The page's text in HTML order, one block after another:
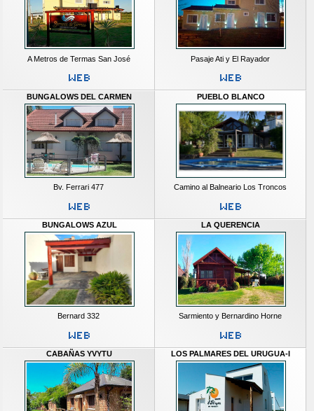
A Metros de Termas San José Pasaje Ati y El Rayador
BUNGALOWS DEL CARMEN
Bv. Ferrari 477
PUEBLO BLANCO
Camino al Balneario Los Troncos
BUNGALOWS AZUL
Bernard 332
LA QUERENCIA
Sarmiento y Bernardino Horne
CABAÑAS YVYTU LOS PALMARES DEL URUGUA-I